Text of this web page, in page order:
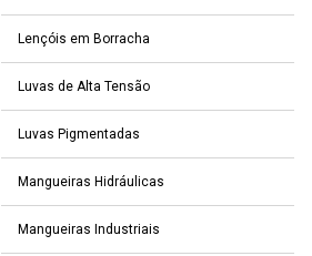
Lençóis em Borracha
Luvas de Alta Tensão
Luvas Pigmentadas
Mangueiras Hidráulicas
Mangueiras Industriais